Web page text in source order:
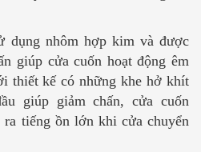
dụng nhôm hợp kim và được
giúp cửa cuốn hoạt động êm
thiết kế có những khe hở khít
giúp giảm chấn, cửa cuốn
tiếng ồn lớn khi cửa chuyển